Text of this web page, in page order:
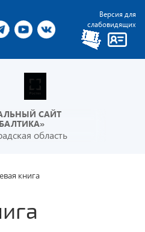
Версия для
слабовидящих
САЙТ
область
книга